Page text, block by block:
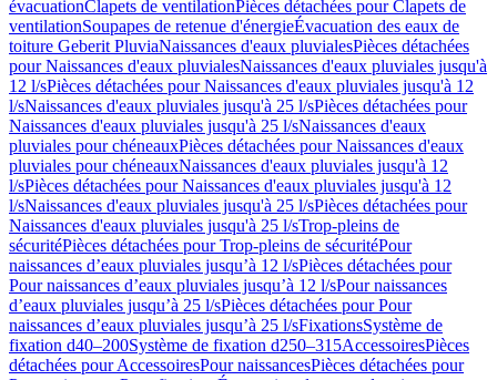
évacuationClapets de ventilationPièces détachées pour Clapets de
ventilationSoupapes de retenue d'énergieÉvacuation des eaux de
toiture Geberit PluviaNaissances d'eaux pluvialesPièces détachées
pour Naissances d'eaux pluvialesNaissances d'eaux pluviales jusqu'à
12 l/sPièces détachées pour Naissances d'eaux pluviales jusqu'à 12
l/sNaissances d'eaux pluviales jusqu'à 25 l/sPièces détachées pour
Naissances d'eaux pluviales jusqu'à 25 l/sNaissances d'eaux
pluviales pour chéneauxPièces détachées pour Naissances d'eaux
pluviales pour chéneauxNaissances d'eaux pluviales jusqu'à 12
l/sPièces détachées pour Naissances d'eaux pluviales jusqu'à 12
l/sNaissances d'eaux pluviales jusqu'à 25 l/sPièces détachées pour
Naissances d'eaux pluviales jusqu'à 25 l/sTrop-pleins de
sécuritéPièces détachées pour Trop-pleins de sécuritéPour
naissances d’eaux pluviales jusqu’à 12 l/sPièces détachées pour
Pour naissances d’eaux pluviales jusqu’à 12 l/sPour naissances
d’eaux pluviales jusqu’à 25 l/sPièces détachées pour Pour
naissances d’eaux pluviales jusqu’à 25 l/sFixationsSystème de
fixation d40–200Système de fixation d250–315AccessoiresPièces
détachées pour AccessoiresPour naissancesPièces détachées pour